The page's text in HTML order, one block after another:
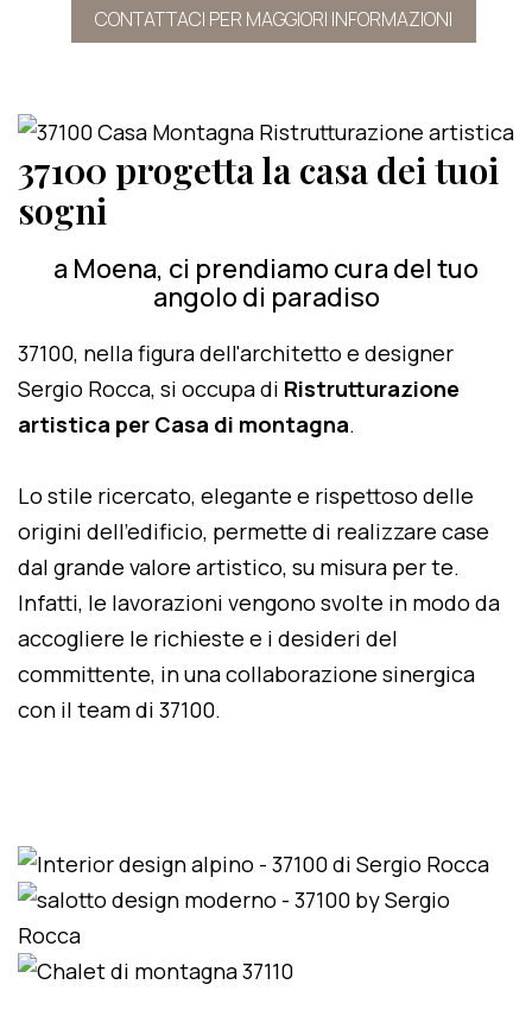
CONTATTACI PER MAGGIORI INFORMAZIONI
37100 progetta la casa dei tuoi
sogni
a Moena, ci prendiamo cura del tuo
angolo di paradiso
37100, nella figura dell'architetto e designer
Sergio Rocca, si occupa di Ristrutturazione
artistica per Casa di montagna.
Lo stile ricercato, elegante e rispettoso delle
origini dell'edificio, permette di realizzare case
dal grande valore artistico, su misura per te.
Infatti, le lavorazioni vengono svolte in modo da
accogliere le richieste e i desideri del
committente, in una collaborazione sinergica
con il team di 37100.